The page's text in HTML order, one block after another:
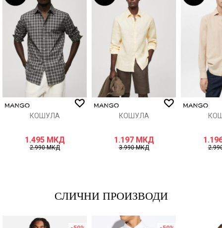
Порака
ИСПРАТИ
КОШУЛА
1.495 МКД
2.990МКД
КОШУЛА
1.197 МКД
3.990МКД
СЛИЧНИ ПРОИЗВОДИ